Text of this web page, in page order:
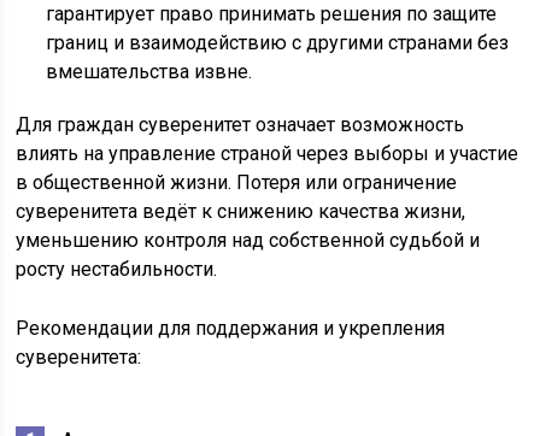
гарантирует право принимать решения по защите
границ и взаимодействию с другими странами без
вмешательства извне.
Для граждан суверенитет означает возможность
влиять на управление страной через выборы и участие
в общественной жизни. Потеря или ограничение
суверенитета ведёт к снижению качества жизни,
уменьшению контроля над собственной судьбой и
росту нестабильности.
Рекомендации для поддержания и укрепления
суверенитета: